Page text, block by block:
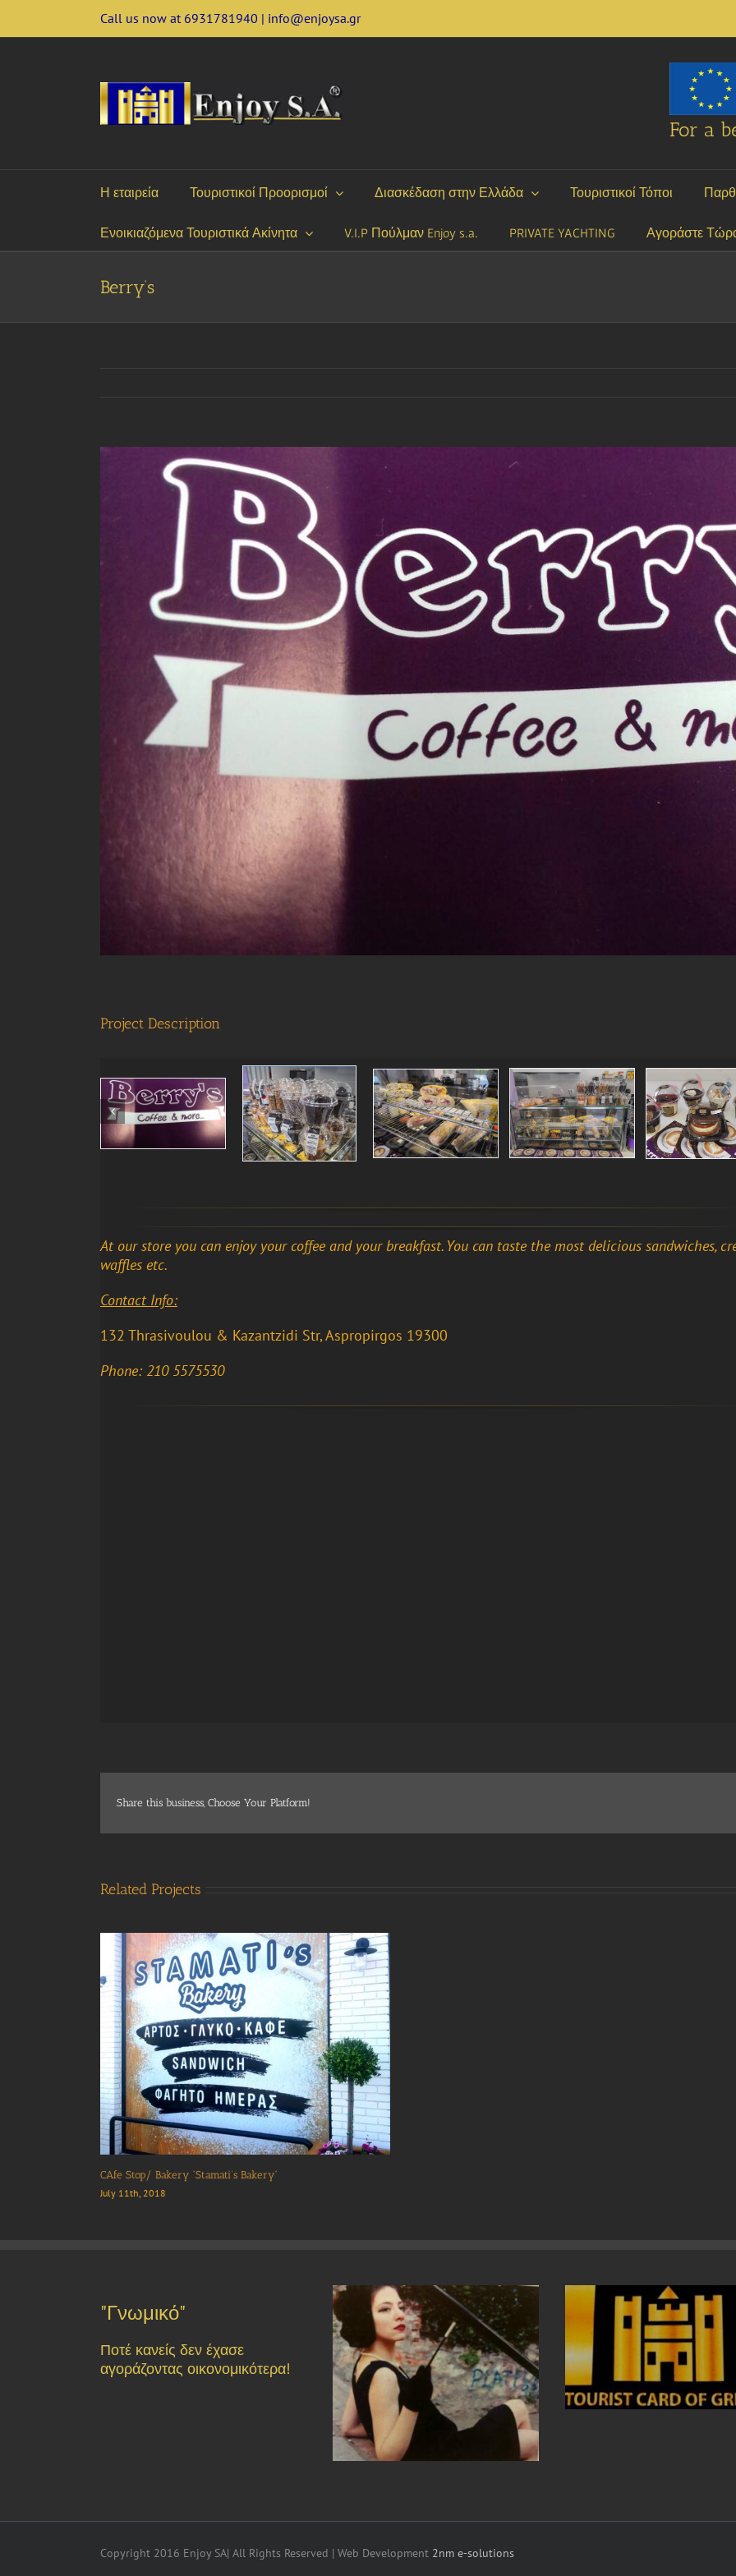
Call us now at 6931781940 | info@enjoysa.gr
For a
Η εταιρεία Τουριστικοί Προορισμοί Διασκέδαση στην Ελλάδα Τουριστικοί Τόποι
Ενοικιαζόμενα Τουριστικά Ακίνητα V.I.P Πούλμαν Enjoy s.a. PRIVATE YACHTING Αγοράστε
Berry’s
Project Description
At our store you can enjoy your coffee and your breakfast. You can taste the most delicious sandwiches,
waffles etc.
Contact Info:
132 Thrasivoulou & Kazantzidi Str, Aspropirgos 19300
Phone: 210 5575530
Share this business, Choose Your Platform!
Related Projects
CAfe Stop/ Bakery “Stamati’s Bakery”
July 11th, 2018
"Γνωμικό"
Ποτέ κανείς δεν έχασε
αγοράζοντας οικονομικότερα!
Copyright 2016 Enjoy SA| All Rights Reserved | Web Development 2nm e-solutions